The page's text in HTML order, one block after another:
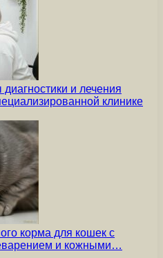
и лечения
клинике
корма для кошек с
и кожными…